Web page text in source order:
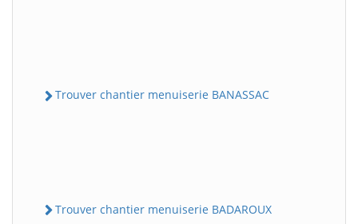
Trouver chantier menuiserie BANASSAC
Trouver chantier menuiserie BADAROUX